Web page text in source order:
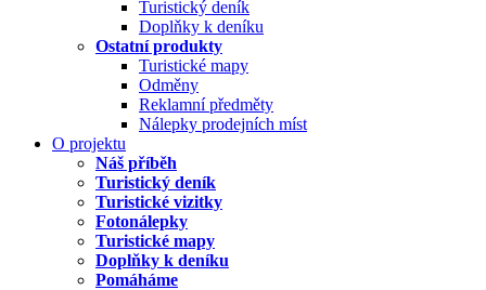
Turistický deník
Doplňky k deníku
Ostatní produkty
Turistické mapy
Odměny
Reklamní předměty
Nálepky prodejních míst
O projektu
Náš příběh
Turistický deník
Turistické vizitky
Fotonálepky
Turistické mapy
Doplňky k deníku
Pomáháme